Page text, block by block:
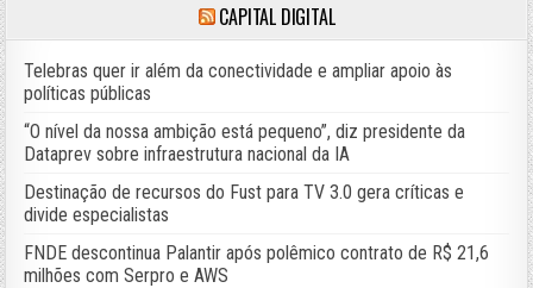
CAPITAL DIGITAL
Telebras quer ir além da conectividade e ampliar apoio às
políticas públicas
“O nível da nossa ambição está pequeno”, diz presidente da
Dataprev sobre infraestrutura nacional da IA
Destinação de recursos do Fust para TV 3.0 gera críticas e
divide especialistas
FNDE descontinua Palantir após polêmico contrato de R$ 21,6
milhões com Serpro e AWS